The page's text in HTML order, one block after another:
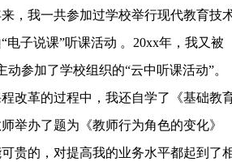
，我一共参加过学校举行现代教育技
子说课”听课活动 。20xx年，我又被
参加了学校组织的“云中听课活动”。
改革的过程中，我还自学了《基础教
举办了题为《教师行为角色的变化》
贵的，对提高我的业务水平都起到了